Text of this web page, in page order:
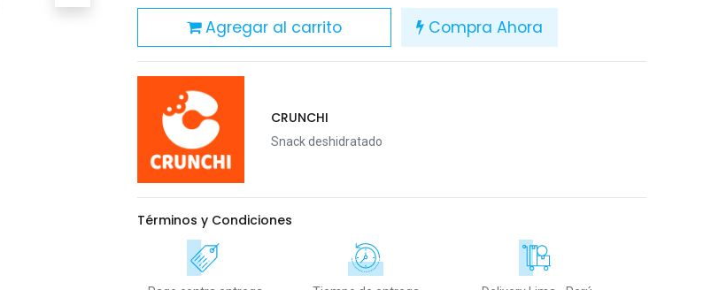
Agregar al carrito Compra Ahora
CRUNCHI
Snack deshidratado
Términos y Condiciones